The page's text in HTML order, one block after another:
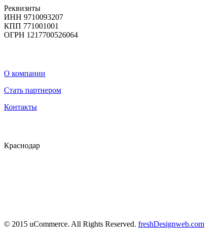
Реквизиты
ИНН 9710093207
КПП 771001001
ОГРН 1217700526064
О компании
Стать партнером
Контакты
Краснодар
© 2015 uCommerce. All Rights Reserved. freshDesignweb.com